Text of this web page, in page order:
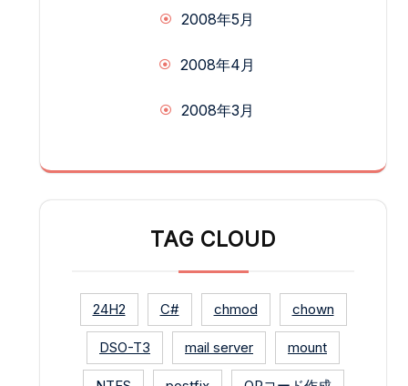
2008年5月
2008年4月
2008年3月
TAG CLOUD
24H2 C# chmod chown
DSO-T3 mail server mount